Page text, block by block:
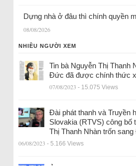
Dựng nhà ở đâu thì chính quyền
08/08/2026
NHIỀU NGƯỜI XEM
Tin bà Nguyễn Thị Thanh
Đức đã được chính thức
07/08/2023 - 15.075 Views
Đài phát thanh và Truyền
Slovakia (RTVS) công bố
Thị Thanh Nhàn trốn
06/08/2023 - 5.166 Views